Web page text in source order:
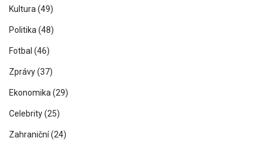
Kultura(49)
Politika(48)
Fotbal (46)
Zprávy(37)
Ekonomika(29)
Celebrity(25)
Zahraniční(24)